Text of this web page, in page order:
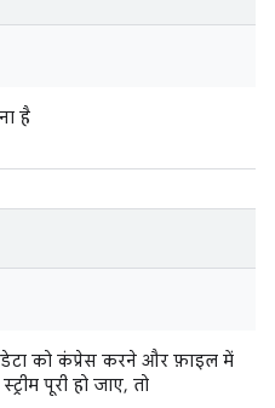
है
को कंप्रेस करने और फ़ाइल में
पूरी हो जाए, तो